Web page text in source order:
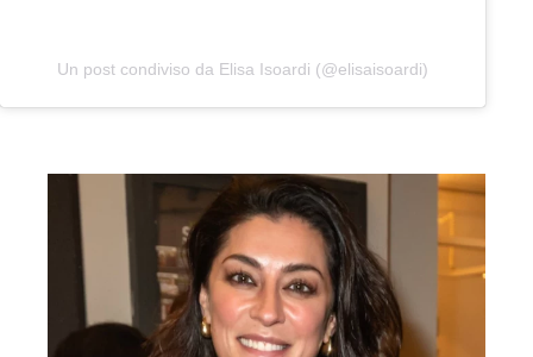
Un post condiviso da Elisa Isoardi (@elisaisoardi)